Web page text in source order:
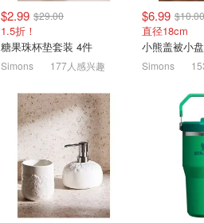
Simons 家居捡漏区 | 大号
鸡尾酒杯2只$4.99(原$39)
1.5折起 杯垫4个$2.99
史低价：
喷雾 236ml
$22.03
$2.99 $29.00
1.5折！
糖果珠杯垫套装 4件
Simons 177人感兴趣
$6.99 $10.00
直径18cm
小熊盖被小
Simons